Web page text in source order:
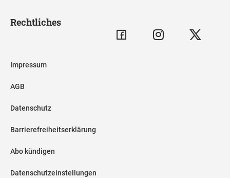
Rechtliches
Impressum
AGB
Datenschutz
Barrierefreiheitserklärung
Abo kündigen
Datenschutzeinstellungen